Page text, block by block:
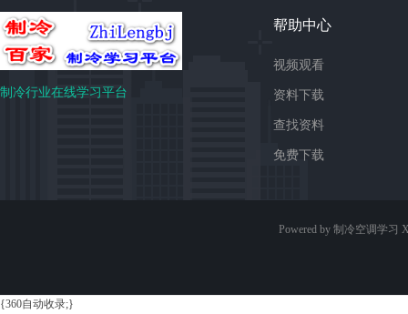
制冷行业在线学习平台
帮助中心
视频观看
资料下载
查找资料
免费下载
Powered by 制冷空调学习
{360自动收录;}